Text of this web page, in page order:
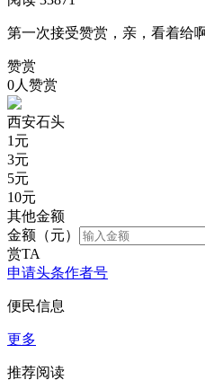
第一次接受赞赏，亲，看着给
赞赏
0人赞赏
西安石头
1 元
3元
5元
10元
其他金额
金额（元）
赏TA
申请头条作者号
便民信息
更多
推荐阅读